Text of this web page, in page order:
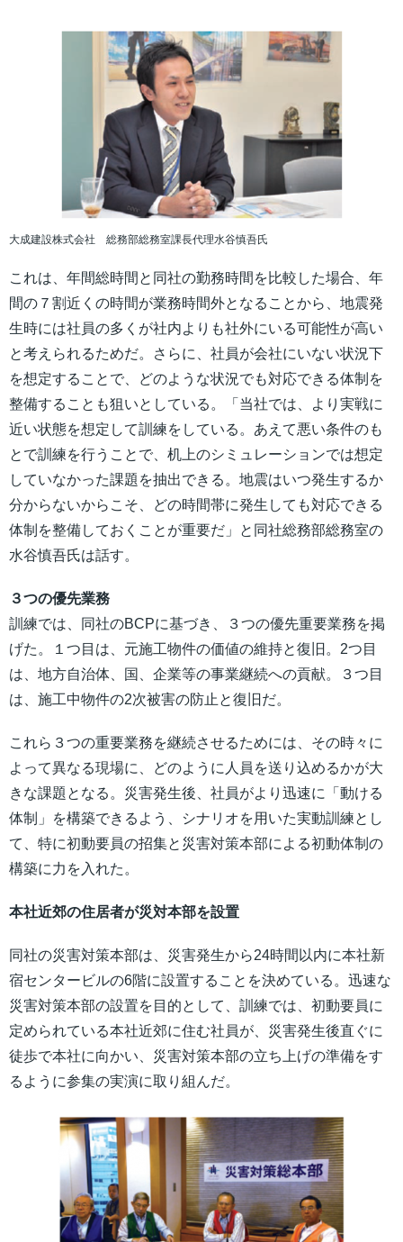
大成建設株式会社 総務部総務室課長代理水谷慎吾氏
これは、年間総時間と同社の勤務時間を比較した場合、年
間の７割近くの時間が業務時間外となることから、地震発
生時には社員の多くが社内よりも社外にいる可能性が高い
と考えられるためだ。さらに、社員が会社にいない状況下
を想定することで、どのような状況でも対応できる体制を
整備することも狙いとしている。「当社では、より実戦に
近い状態を想定して訓練をしている。あえて悪い条件のも
とで訓練を行うことで、机上のシミュレーションでは想定
していなかった課題を抽出できる。地震はいつ発生するか
分からないからこそ、どの時間帯に発生しても対応できる
体制を整備しておくことが重要だ」と同社総務部総務室の
水谷慎吾氏は話す。
３つの優先業務
訓練では、同社のBCPに基づき、３つの優先重要業務を掲
げた。１つ目は、元施工物件の価値の維持と復旧。2つ目
は、地方自治体、国、企業等の事業継続への貢献。３つ目
は、施工中物件の2次被害の防止と復旧だ。
これら３つの重要業務を継続させるためには、その時々に
よって異なる現場に、どのように人員を送り込めるかが大
きな課題となる。災害発生後、社員がより迅速に「動ける
体制」を構築できるよう、シナリオを用いた実動訓練とし
て、特に初動要員の招集と災害対策本部による初動体制の
構築に力を入れた。
本社近郊の住居者が災対本部を設置
同社の災害対策本部は、災害発生から24時間以内に本社新
宿センタービルの6階に設置することを決めている。迅速な
災害対策本部の設置を目的として、訓練では、初動要員に
定められている本社近郊に住む社員が、災害発生後直ぐに
徒歩で本社に向かい、災害対策本部の立ち上げの準備をす
るように参集の実演に取り組んだ。